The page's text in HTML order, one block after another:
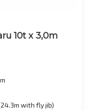
10t x 3,0m
with fly jib)